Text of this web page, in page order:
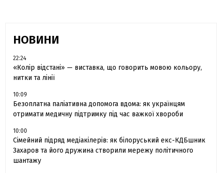
НОВИНИ
22:24
«Колір відстані» — виставка, що говорить мовою кольору,
нитки та лінії
10:09
Безоплатна паліативна допомога вдома: як українцям
отримати медичну підтримку під час важкої хвороби
10:00
Сімейний підряд медіакілерів: як білоруський екс-КДБшник
Захаров та його дружина створили мережу політичного
шантажу